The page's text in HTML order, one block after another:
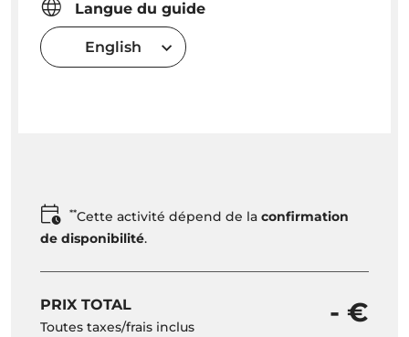
Langue du guide
English
**Cette activité dépend de la confirmation
de disponibilité.
PRIX TOTAL
Toutes taxes/frais inclus - €